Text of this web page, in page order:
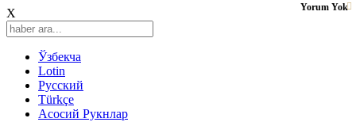
X
Ўзбекча
Lotin
Русский
Türkçe
Асосий Рукнлар
Yorum Yok